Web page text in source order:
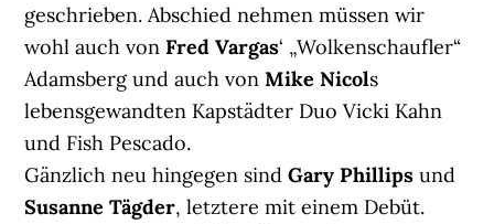
geschrieben. Abschied nehmen müssen wir
wohl auch vonFred Vargas‘ „Wolkenschaufler“
Adamsberg und auch vonMike Nicols
lebensgewandten Kapstädter Duo Vicki Kahn
und Fish Pescado.
Gänzlich neu hingegen sindGary Phillips und
Susanne Tägder, letztere mit einem Debüt.